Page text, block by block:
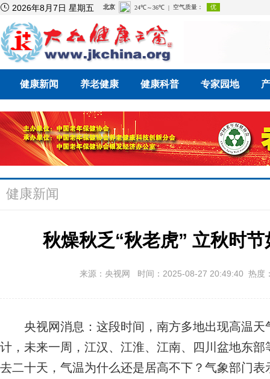
 2026年8月7日 星期五
健康新闻 养老健康 健康科普 专家园地
健康新闻
秋燥秋乏“秋老虎” 立秋时
来源：央视网 时间：2025-08-27 20:49:40 热度
央视网消息：这段时间，南方多地出现高温天
计，未来一周，江汉、江淮、江南、四川盆地东
去二十天，气温为什么还是居高不下？气象部门表